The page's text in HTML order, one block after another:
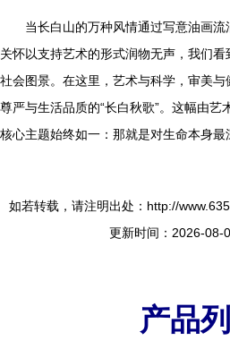
当长白山的万种风情通过写意油画
关怀以支持艺术的形式润物无声，我们
社会图景。在这里，艺术与科学，审美
尊严与生活品质的“长白秋歌”。这幅由
核心主题始终如一：那就是对生命本身最
如若转载，请注明出处：http://
更新时间：2026-08-
产品